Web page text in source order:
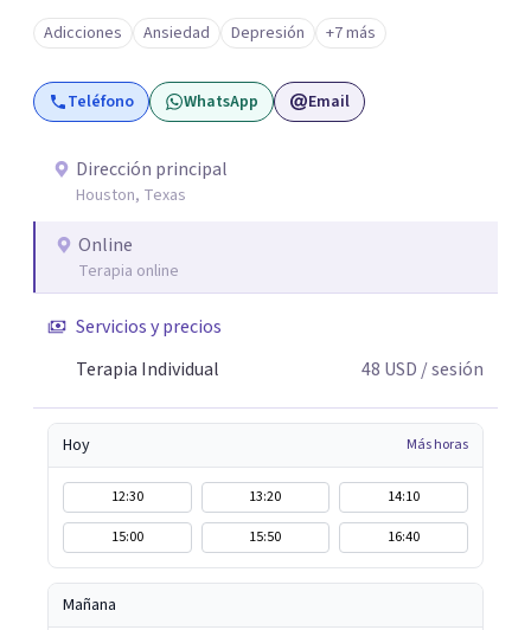
esas cuestiones singulares de cada uno, para luego
generar cambios. Soy una persona en constante
formación, actualmente curso seminarios, una
especialización en psicoanálisis y también investigo.
Adicciones Ansiedad Depresión +7 más
Teléfono WhatsApp Email
Dirección principal
Houston, Texas
Online
Terapia online
Servicios y precios
Terapia Individual
48 USD / sesión
Hoy Más horas
12:30 13:20
14:10
15:00
15:50 16:40
Mañana